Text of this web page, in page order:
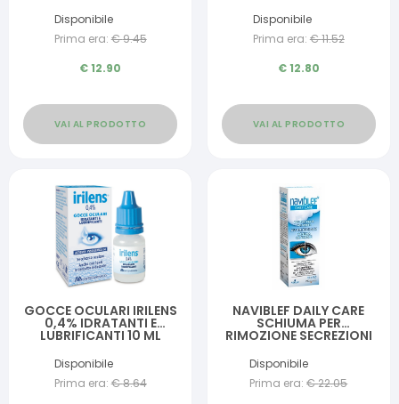
Disponibile
Prima era: €9.45
€12.90
VAI AL PRODOTTO
Disponibile
Prima era: €11.52
€12.80
VAI AL PRODOTTO
GOCCE OCULARI IRILENS
0,4% IDRATANTI E
LUBRIFICANTI 10 ML
Disponibile
Prima era: €8.64
NAVIBLEF DAILY CARE
SCHIUMA PER
RIMOZIONE SECREZIONI
CIGLIA 50 ML
Disponibile
Prima era: €22.05